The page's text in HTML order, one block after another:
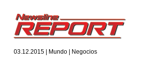
03.12.2015 | Mundo | Negocios